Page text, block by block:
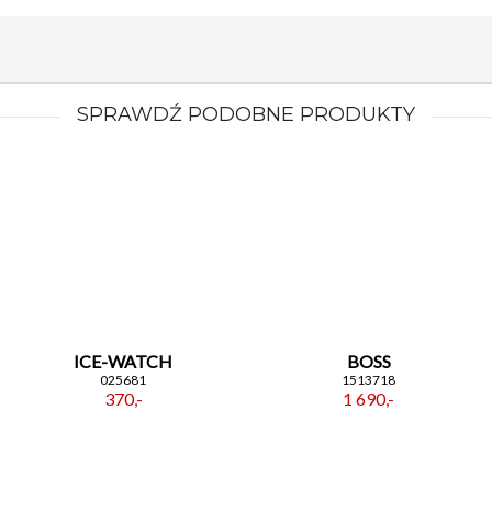
SPRAWDŹ PODOBNE PRODUKTY
ICE-WATCH
025681
370,-
BOSS
1513718
1 690,-